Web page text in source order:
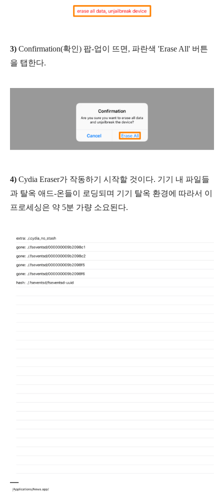
3) Confirmation(확인) 팝-업이 뜨면, 파란색 'Erase All' 버튼
을 탭한다.
4) Cydia Eraser가 작동하기 시작할 것이다. 기기 내 파일들
과 탈옥 애드-온들이 로딩되며 기기 탈옥 환경에 따라서 이
프로세싱은 약 5분 가량 소요된다.